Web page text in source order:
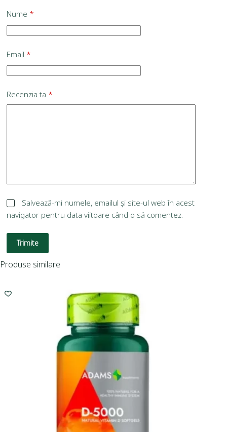
Nume *
Email *
Recenzia ta *
Salvează-mi numele, emailul și site-ul web în acest
navigator pentru data viitoare când o să comentez.
Trimite
Produse similare